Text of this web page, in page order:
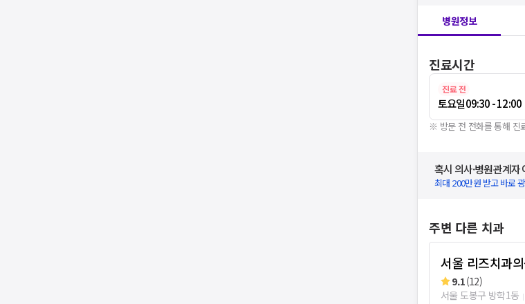
병원정보
진료시간
진료 전
토요일09:30 - 12:00
※ 방문 전 전화를 통해 진
혹시 의사·병원관계자
최대 200만원 받고 바로
주변 다른 치과
서울 리즈치과
9.1(12)
서울 도봉구 방학1동